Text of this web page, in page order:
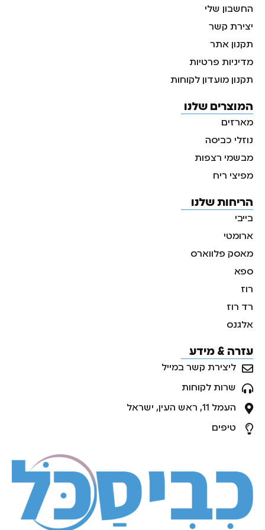
החשבון שלי
יצירת קשר
תקנון אתר
מדיניות פרטיות
תקנון מועדון לקוחות
המוצרים שלנו
מארזים
נוזלי כביסה
מבשמי רצפות
מפיצי ריח
הריחות שלנו
בייבי
ארומטי
מאסק פלווארס
ספא
רוז
רד רוז
אלגנס
עזרה & מידע
ליצירת קשר במייל
שרות לקוחות
העמל 11, ראש העין, ישראל
טיפים